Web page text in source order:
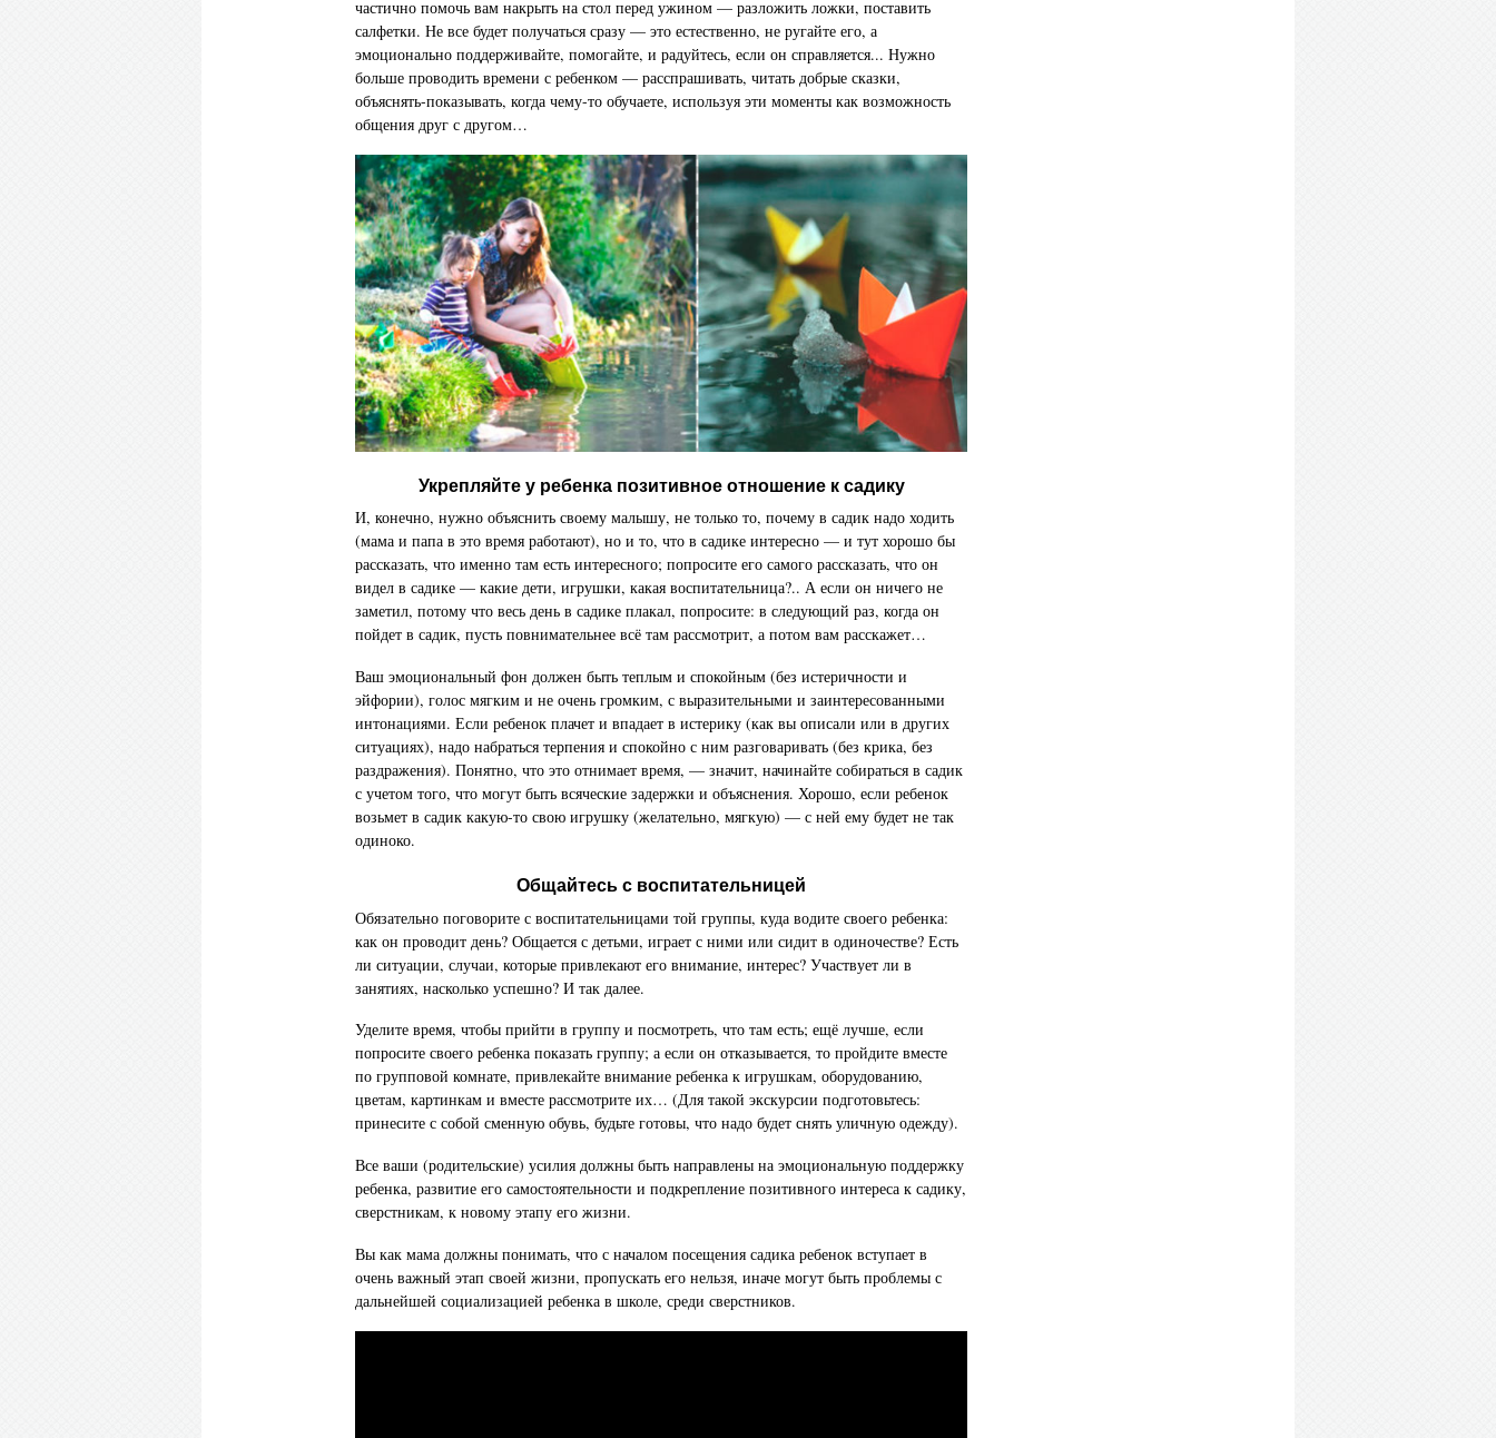
частично помочь вам накрыть на стол перед ужином — разложить ложки, поставить
салфетки. Не все будет получаться сразу — это естественно, не ругайте его, а
эмоционально поддерживайте, помогайте, и радуйтесь, если он справляется... Нужно
больше проводить времени с ребенком — расспрашивать, читать добрые сказки,
объяснять-показывать, когда чему-то обучаете, используя эти моменты как возможность
общения друг с другом…
Укрепляйте у ребенка позитивное отношение к садику
И, конечно, нужно объяснить своему малышу, не только то, почему в садик надо ходить
(мама и папа в это время работают), но и то, что в садике интересно — и тут хорошо бы
рассказать, что именно там есть интересного; попросите его самого рассказать, что он
видел в садике — какие дети, игрушки, какая воспитательница?.. А если он ничего не
заметил, потому что весь день в садике плакал, попросите: в следующий раз, когда он
пойдет в садик, пусть повнимательнее всё там рассмотрит, а потом вам расскажет…
Ваш эмоциональный фон должен быть теплым и спокойным (без истеричности и
эйфории), голос мягким и не очень громким, с выразительными и заинтересованными
интонациями. Если ребенок плачет и впадает в истерику (как вы описали или в других
ситуациях), надо набраться терпения и спокойно с ним разговаривать (без крика, без
раздражения). Понятно, что это отнимает время, — значит, начинайте собираться в садик
с учетом того, что могут быть всяческие задержки и объяснения. Хорошо, если ребенок
возьмет в садик какую-то свою игрушку (желательно, мягкую) — с ней ему будет не так
одиноко.
Общайтесь с воспитательницей
Обязательно поговорите с воспитательницами той группы, куда водите своего ребенка:
как он проводит день? Общается с детьми, играет с ними или сидит в одиночестве? Есть
ли ситуации, случаи, которые привлекают его внимание, интерес? Участвует ли в
занятиях, насколько успешно? И так далее.
Уделите время, чтобы прийти в группу и посмотреть, что там есть; ещё лучше, если
попросите своего ребенка показать группу; а если он отказывается, то пройдите вместе
по групповой комнате, привлекайте внимание ребенка к игрушкам, оборудованию,
цветам, картинкам и вместе рассмотрите их… (Для такой экскурсии подготовьтесь:
принесите с собой сменную обувь, будьте готовы, что надо будет снять уличную одежду).
Все ваши (родительские) усилия должны быть направлены на эмоциональную поддержку
ребенка, развитие его самостоятельности и подкрепление позитивного интереса к садику,
сверстникам, к новому этапу его жизни.
Вы как мама должны понимать, что с началом посещения садика ребенок вступает в
очень важный этап своей жизни, пропускать его нельзя, иначе могут быть проблемы с
дальнейшей социализацией ребенка в школе, среди сверстников.